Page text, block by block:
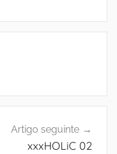
Artigo seguinte
xxxHOLiC 02